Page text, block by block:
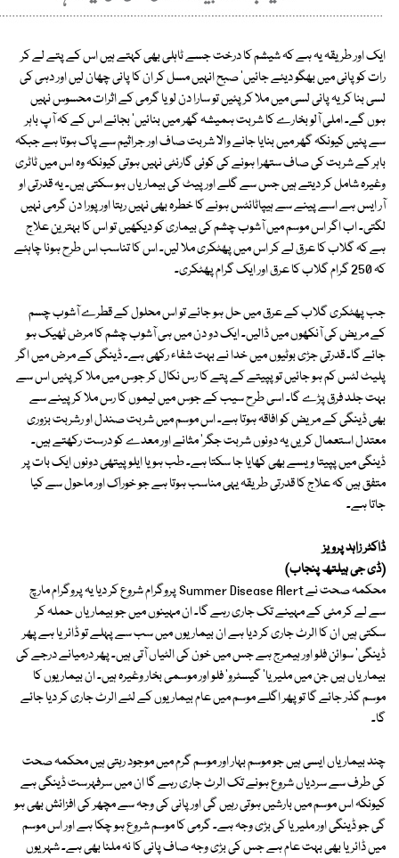
ایک اور طریقہ یہ ہے کہ شیشم کا درخت جسے ٹاہلی بھی کہتے ہیں اس کے پتے لے کر
رات کو پانی میں بھگو دیئے جائیں' صبح انہیں مسل کر ان کا پانی چھان لیں اور دہی کی
لسی بنا کر یہ پانی لسی میں ملا کر پئیں تو سارا دن لویا گرمی کے اثرات محسوس نہیں
ہوں گے۔ املی آلو بخارے کا شربت ہمیشہ گھر میں بنائیں' بجائے اس کے کہ آپ باہر
سے پئیں کیونکہ گھر میں بنایا جانے والا شربت صاف اور جراثیم سے پاک ہوتا ہے جبکہ
باہر کے شربت کی صاف ستھرا ہونے کی کوئی گارنٹی نہیں ہوتی کیونکہ وہ اس میں ٹاٹری
وغیرہ شامل کر دیتے ہیں جس سے گلے اور پیٹ کی بیماریاں ہو سکتی ہیں۔ یہ قدرتی او
آر ایس ہے اسے پینے سے ہیپاٹائٹس ہونے کا خطرہ بھی نہیں رہتا اور پورا دن گرمی نہیں
لگتی۔ اب اگر اس موسم میں آشوب چشم کی بیماری کو دیکھیں تو اس کا بہترین علاج
ہے کہ گلاب کا عرق لے کر اس میں پھٹکری ملا لیں۔ اس کا تناسب اس طرح ہونا چاہئے
کہ 250 گرام گلاب کا عرق اور ایک گرام پھٹکری۔
جب پھٹکری گلاب کے عرق میں حل ہو جائے تو اس محلول کے قطرے آشوب چسم
کے مریض کی آنکھوں میں ڈالیں۔ ایک دو دن میں ہی آشوب چشم کا مرض ٹھیک ہو
جائے گا۔ قدرتی جڑی بوٹیوں میں خدا نے بہت شفاء رکھی ہے۔ ڈینگی کے مرض میں اگر
پلیٹ لٹس کم ہو جائیں تو پپیتے کے پتے کا رس نکال کر جوس میں ملا کر پئیں اس سے
بہت جلد فرق پڑے گا۔ اسی طرح سیب کے جوس میں لیموں کا رس ملا کر پینے سے
بھی ڈینگی کے مریض کو افاقہ ہوتا ہے۔ اس موسم میں شربت صندل او رشربت بزوری
معتدل استعمال کریں یہ دونوں شربت جگر' مثانے اور معدے کو درست رکھتے ہیں۔
ڈینگی میں پپیتا ویسے بھی کھایا جا سکتا ہے۔ طب ہو یا ایلوپیتھی دونوں ایک بات پر
متفق ہیں کہ علاج کا قدرتی طریقہ یہی مناسب ہوتا ہے جو خوراک اور ماحول سے کیا
جاتا ہے۔
ڈاکٹر زاہد پرویز
(ڈی جی ہیلتھ پنجاب)
محکمہ صحت نے Summer Disease Alert پروگرام شروع کر دیا یہ پروگرام مارچ
سے لے کر مئی کے مہینے تک جاری رہے گا۔ ان مہینوں میں جو بیماریاں حملہ کر
سکتی ہیں ان کا الرٹ جاری کر دیا ہے ان بیماریوں میں سب سے پہلے تو ڈائریا ہے پھر
ڈینگی' سوائن فلو اور ہیمرج ہے جس میں خون کی الٹیاں آتی ہیں۔ پھر درمیانے درجے کی
بیماریاں ہیں جن میں ملیریا' گیسٹرو' فلو اور موسمی بخار وغیرہ ہیں۔ ان بیماریوں کا
موسم گذر جائے گا تو پھر اگلے موسم میں عام بیماریوں کے لئے الرٹ جاری کر دیا جائے
گا۔
چند بیماریاں ایسی ہیں جو موسم بہار اور موسم گرم میں موجود رہتی ہیں محکمہ صحت
کی طرف سے سردیاں شروع ہونے تک الرٹ جاری رہے گا ان میں سرفہرست ڈینگی ہے
کیونکہ اس موسم میں بارشیں ہوتی رہیں گی اور پانی کی وجہ سے مچھر کی افزائش بھی ہو
گی جو ڈینگی اور ملیریا کی بڑی وجہ ہے۔ گرمی کا موسم شروع ہو چکا ہے اور اس موسم
میں ڈائریا بھی بہت عام ہے جس کی بڑی وجہ صاف پانی کا نہ ملنا بھی ہے۔ شہریوں